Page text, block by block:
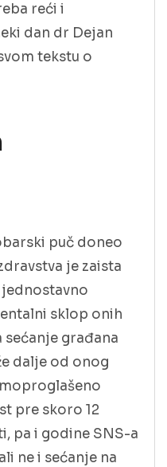
reći i
dan dr Dejan
tekstu o
puč doneo
je zaista
sklop onih
građana
dalje od onog
pre skoro 12
pa i godine SNS-a
ne i sećanje na